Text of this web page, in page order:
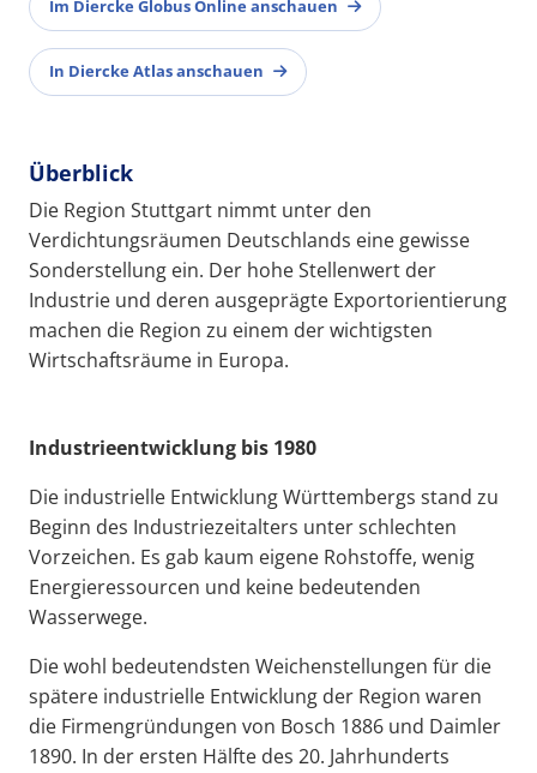
Im Diercke Globus Online anschauen
In Diercke Atlas anschauen
Überblick
Die Region Stuttgart nimmt unter den
Verdichtungsräumen Deutschlands eine gewisse
Sonderstellung ein. Der hohe Stellenwert der
Industrie und deren ausgeprägte Exportorientierung
machen die Region zu einem der wichtigsten
Wirtschaftsräume in Europa.
Industrieentwicklung bis 1980
Die industrielle Entwicklung Württembergs stand zu
Beginn des Industriezeitalters unter schlechten
Vorzeichen. Es gab kaum eigene Rohstoffe, wenig
Energieressourcen und keine bedeutenden
Wasserwege.
Die wohl bedeutendsten Weichenstellungen für die
spätere industrielle Entwicklung der Region waren
die Firmengründungen von Bosch 1886 und Daimler
1890. In der ersten Hälfte des 20. Jahrhunderts